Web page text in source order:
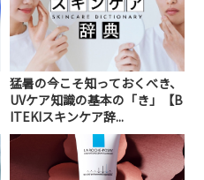
猛暑の今こそ知っておくべき、
UVケア知識の基本の「き」【B
ITEKIスキンケア辞...